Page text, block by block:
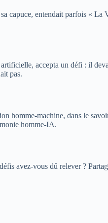
capuce, entendait parfois «
accepta un défi : il
pas.
homme-machine, dans le
homme-IA.
avez-vous dû relever ?